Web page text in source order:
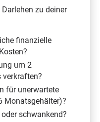
zu deiner
finanzielle
um 2
verkraften?
für unerwartete
Monatsgehälter)?
schwankend?